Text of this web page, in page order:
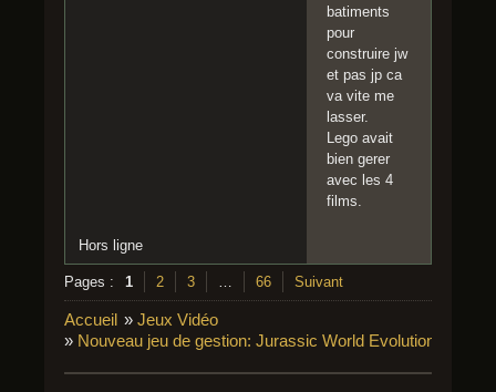
batiments
pour
construire jw
et pas jp ca
va vite me
lasser.
Lego avait
bien gerer
avec les 4
films.
Hors ligne
Pages : 1 2 3 66 Suivant
Accueil » Jeux Vidéo
» Nouveau jeu de gestion: Jurassic World Evolution